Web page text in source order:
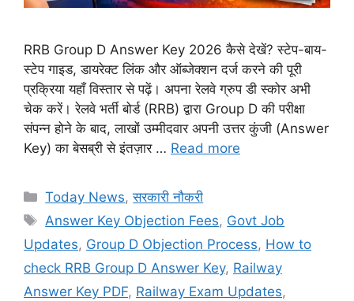
RRB Group D Answer Key 2026 कैसे देखें? स्टेप-बाय-
स्टेप गाइड, डायरेक्ट लिंक और ऑब्जेक्शन दर्ज करने की पूरी
प्रक्रिया यहाँ विस्तार से पढ़ें। अपना रेलवे ग्रुप डी स्कोर अभी
चेक करें। रेलवे भर्ती बोर्ड (RRB) द्वारा Group D की परीक्षा
संपन्न होने के बाद, लाखों उम्मीदवार अपनी उत्तर कुंजी (Answer
Key) का बेसब्री से इंतज़ार … Read more
Categories
Today News,सरकारी नौकरी
Tags
Answer Key Objection Fees, Govt Job
Updates, Group D Objection Process, How to
check RRB Group D Answer Key, Railway
Answer Key PDF, Railway Exam Updates,